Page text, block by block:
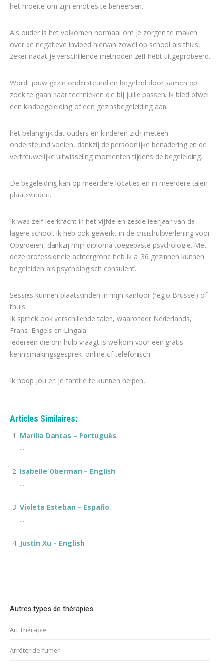
het moeite om zijn emoties te beheersen.
Als ouder is het volkomen normaal om je zorgen te maken
over de negatieve invloed hiervan zowel op school als thuis,
zeker nadat je verschillende methoden zelf hebt uitgeprobeerd.
Wordt jouw gezin ondersteund en begeleid door samen op
zoek te gaan naar technieken die bij jullie passen. Ik bied ofwel
een kindbegeleiding of een gezinsbegeleiding aan.
het belangrijk dat ouders en kinderen zich meteen
ondersteund voelen, dankzij de persoonlijke benadering en de
vertrouwelijke uitwisseling momenten tijdens de begeleiding.
De begeleiding kan op meerdere locaties en in meerdere talen
plaatsvinden.
Ik was zelf leerkracht in het vijfde en zesde leerjaar van de
lagere school. Ik heb ook gewerkt in de crisishulpverlening voor
Opgroeien, dankzij mijn diploma toegepaste psychologie. Met
deze professionele achtergrond heb ik al 36 gezinnen kunnen
begeleiden als psychologisch consulent.
Sessies kunnen plaatsvinden in mijn kantoor (regio Brussel) of
thuis.
Ik spreek ook verschillende talen, waaronder Nederlands,
Frans, Engels en Lingala.
Iedereen die om hulp vraagt is welkom voor een gratis
kennismakingsgesprek, online of telefonisch.
Ik hoop jou en je familie te kunnen helpen,
Articles Similaires:
Marilia Dantas – Português
...
Isabelle Oberman – English
...
Violeta Esteban – Español
...
Justin Xu – English
...
Autres types de thérapies
Art Thérapie
Arrêter de fumer